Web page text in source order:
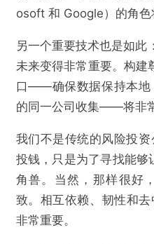
osoft 和 Google）的角色
另一个重要技术也是如此
未来变得非常重要。构
口——确保数据保持本地
的同一公司收集——将非
我们不是传统的风险投
投钱，只是为了寻找能
角兽。当然，那样很好
致。相互依赖、韧性和
非常重要。